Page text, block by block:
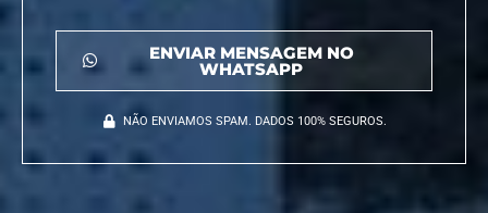
ENVIAR MENSAGEM NO
WHATSAPP
NÃO ENVIAMOS SPAM. DADOS 100% SEGUROS.